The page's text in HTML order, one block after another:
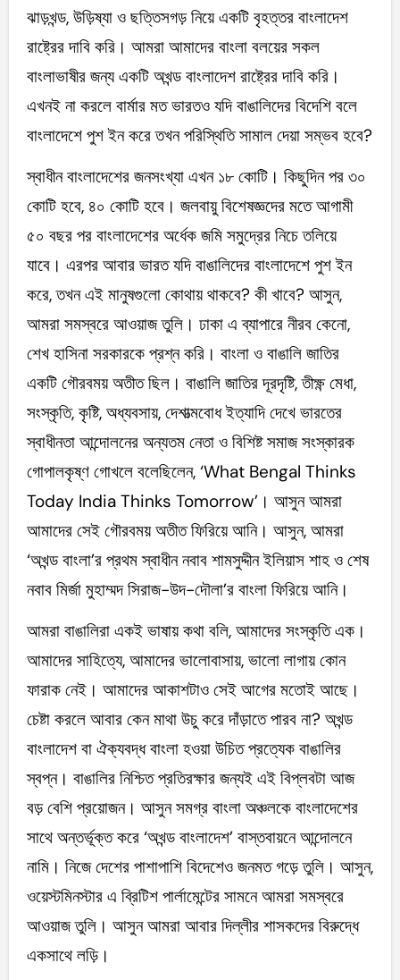
ঝাড়খন্ড, উড়িষ্যা ও ছত্তিসগড় নিয়ে একটি বৃহত্তর বাংলাদেশ
রাষ্ট্রের দাবি করি। আমরা আমাদের বাংলা বলয়ের সকল
বাংলাভাষীর জন্য একটি অখন্ড বাংলাদেশ রাষ্ট্রের দাবি করি।
এখনই না করলে বার্মার মত ভারতও যদি বাঙালিদের বিদেশি বলে
বাংলাদেশে পুশ ইন করে তখন পরিস্থিতি সামাল দেয়া সম্ভব হবে?
স্বাধীন বাংলাদেশের জনসংখ্যা এখন ১৮ কোটি। কিছুদিন পর ৩০
কোটি হবে, ৪০ কোটি হবে। জলবায়ু বিশেষজ্ঞদের মতে আগামী
৫০ বছর পর বাংলাদেশের অর্ধেক জমি সমুদ্রের নিচে তলিয়ে
যাবে। এরপর আবার ভারত যদি বাঙালিদের বাংলাদেশে পুশ ইন
করে, তখন এই মানুষগুলো কোথায় থাকবে? কী খাবে? আসুন,
আমরা সমস্বরে আওয়াজ তুলি। ঢাকা এ ব্যাপারে নীরব কেনো,
শেখ হাসিনা সরকারকে প্রশ্ন করি। বাংলা ও বাঙালি জাতির
একটি গৌরবময় অতীত ছিল। বাঙালি জাতির দূরদৃষ্টি, তীক্ষ্ণ মেধা,
সংস্কৃতি, কৃষ্টি, অধ্যবসায়, দেশাত্মবোধ ইত্যাদি দেখে ভারতের
স্বাধীনতা আন্দোলনের অন্যতম নেতা ও বিশিষ্ট সমাজ সংস্কারক
গোপালকৃষ্ণ গোখলে বলেছিলেন, ‘What Bengal Thinks
Today India Thinks Tomorrow’। আসুন আমরা
আমাদের সেই গৌরবময় অতীত ফিরিয়ে আনি। আসুন, আমরা
‘অখন্ড বাংলা’র প্রথম স্বাধীন নবাব শামসুদ্দীন ইলিয়াস শাহ ও শেষ
নবাব মির্জা মুহাম্মদ সিরাজ-উদ-দৌলা’র বাংলা ফিরিয়ে আনি।
আমরা বাঙালিরা একই ভাষায় কথা বলি, আমাদের সংস্কৃতি এক।
আমাদের সাহিত্যে, আমাদের ভালোবাসায়, ভালো লাগায় কোন
ফারাক নেই। আমাদের আকাশটাও সেই আগের মতোই আছে।
চেষ্টা করলে আবার কেন মাথা উচু করে দাঁড়াতে পারব না? অখন্ড
বাংলাদেশ বা ঐক্যবদ্ধ বাংলা হওয়া উচিত প্রত্যেক বাঙালির
স্বপ্ন। বাঙালির নিশ্চিত প্রতিরক্ষার জন্যই এই বিপ্লবটা আজ
বড় বেশি প্রয়োজন। আসুন সমগ্র বাংলা অঞ্চলকে বাংলাদেশের
সাথে অন্তর্ভূক্ত করে ‘অখন্ড বাংলাদেশ’ বাস্তবায়নে আন্দোলনে
নামি। নিজে দেশের পাশাপাশি বিদেশেও জনমত গড়ে তুলি। আসুন,
ওয়েস্টমিনস্টার এ ব্রিটিশ পার্লামেন্টের সামনে আমরা সমস্বরে
আওয়াজ তুলি। আসুন আমরা আবার দিল্লীর শাসকদের বিরুদ্ধে
একসাথে লড়ি।